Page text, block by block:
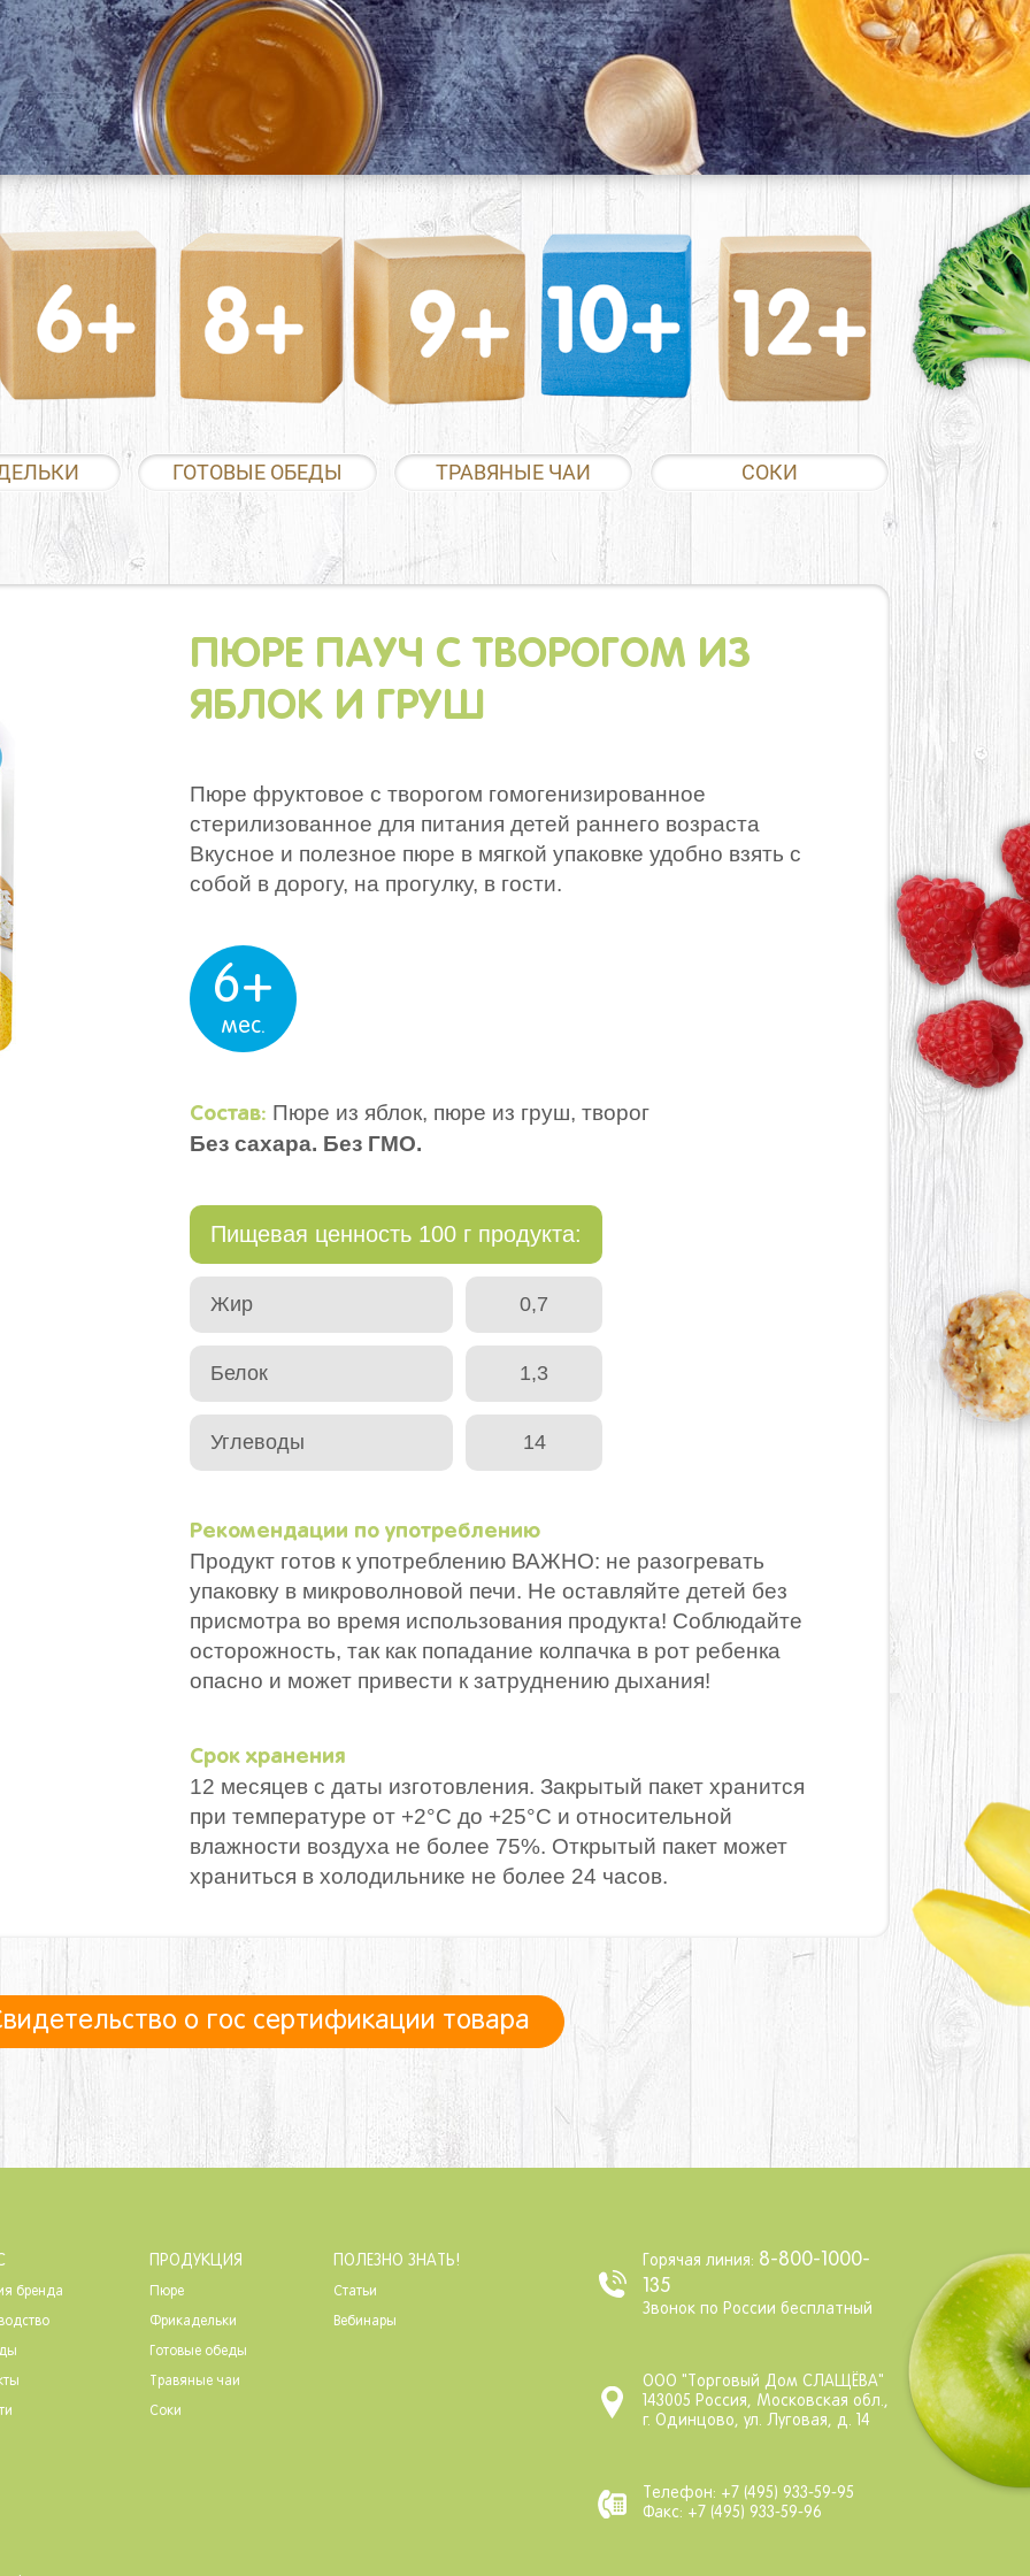
ГОТОВЫЕ ОБЕДЫ ТРАВЯНЫЕ ЧАИ СОКИ
ПЮРЕ ПАУЧ С ТВОРОГОМ ИЗ
ЯБЛОК И ГРУШ
Пюре фруктовое с творогом гомогенизированное
стерилизованное для питания детей раннего возраста
Вкусное и полезное пюре в мягкой упаковке удобно взять с
собой в дорогу, на прогулку, в гости.
6+
мес.
Состав: Пюре из яблок, пюре из груш, творог
Без сахара. Без ГМО.
Пищевая ценность 100 г продукта:
Жир 0,7
Белок 1,3
Углеводы 14
Рекомендации по употреблению
Продукт готов к употреблению ВАЖНО: не разогревать
упаковку в микроволновой печи. Не оставляйте детей без
присмотра во время использования продукта! Соблюдайте
осторожность, так как попадание колпачка в рот ребенка
опасно и может привести к затруднению дыхания!
Срок хранения
12 месяцев с даты изготовления. Закрытый пакет хранится
при температуре от +2°С до +25°С и относительной
влажности воздуха не более 75%. Открытый пакет может
храниться в холодильнике не более 24 часов.
о гос сертификации товара
бренда
ПРОДУКЦИЯ
Пюре
Фрикадельки
Готовые обеды
Травяные чаи
Соки
ПОЛЕЗНО ЗНАТЬ!
Статьи
Вебинары
Горячая линия: 8-800-1000-
135
Звонок по России бесплатный
ООО "Торговый Дом СЛАЩЁВА"
143005 Россия, Московская обл.,
г. Одинцово, ул. Луговая, д. 14
Телефон: +7 (495) 933-59-95
Факс: +7 (495) 933-59-96